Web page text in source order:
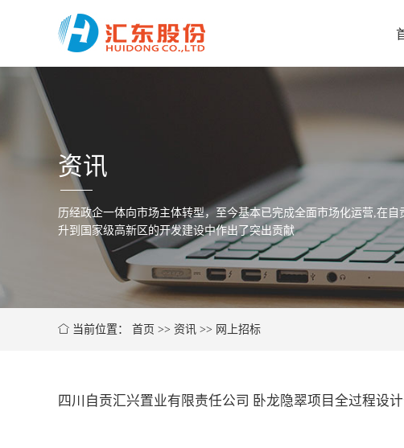
资讯
历经政企一体向市场主体转型，至今基本已完成全面市场化运营,在自
升到国家级高新区的开发建设中作出了突出贡献
当前位置： 首页 >> 资讯 >> 网上招标
四川自贡汇兴置业有限责任公司 卧龙隐翠项目全过程设